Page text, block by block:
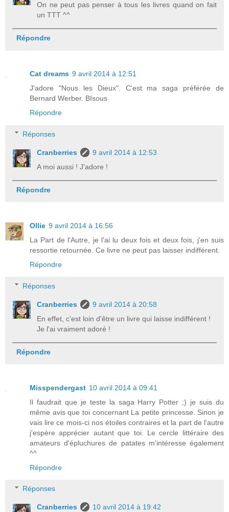
On ne peut pas penser à tous les livres quand on fait
un TTT ^^
Répondre
Cat dreams 9 avril 2014 à 12:51
J'adore "Nous les Dieux". C'est ma saga préférée de
Bernard Werber. BIsous
Répondre
Réponses
Cranberries
9 avril 2014 à 12:53
A moi aussi ! J'adore !
Répondre
Ollie 9 avril 2014 à 16:56
La Part de l'Autre, je l'ai lu deux fois et deux fois, j'en suis
ressortie retournée. Ce livre ne peut pas laisser indifférent.
Répondre
Réponses
Cranberries
9 avril 2014 à 20:58
En effet, c'est loin d'être un livre qui laisse indifférent !
Je l'ai vraiment adoré !
Répondre
Misspendergast 10 avril 2014 à 09:41
Il faudrait que je teste la saga Harry Potter ;) je suis du
même avis que toi concernant La petite princesse. Sinon je
vais lire ce mois-ci nos étoiles contraires et la part de l'autre
j'espère apprécier autant que toi. Le cercle littéraire des
amateurs d'épluchures de patates m'intéresse également
^^
Répondre
Réponses
Cranberries
10 avril 2014 à 19:42